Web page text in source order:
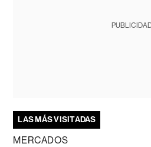
LAS MÁS VISITADAS
MERCADOS